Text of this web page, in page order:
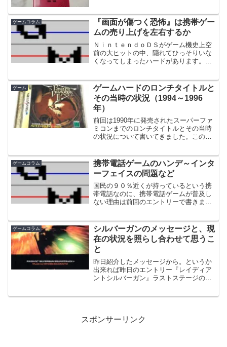
ンはどれか』）コントローラについてい
ろいろ書いてきたシリーズ...
ゲームコラム
『画面が傷つく恐怖』は携帯ゲー
ムの売り上げを左右するか
ＮｉｎｔｅｎｄｏＤＳがゲーム機史上空
前の大ヒットの中、隠れてひっそりいな
くなってしまったハードがあります。そ
ではなくて、あくまでファミコンの流れ
における据置機、ゲームボ...
ゲーム
ゲームハードのロンチタイトルと
その当時の状況（1994～1996
年）
前回は1990年に発売されたスーパーファ
ミコンまでのロンチタイトルとその当時
の状況について書いてきました。この後
（メガドライブ）も流行するなどしま
す。その後4年間目だっ...
ゲームコラム
携帯電話ゲームのハンデ～インタ
ーフェイスの問題など
国民の９０％近くが持っているという携
帯電話なのに、携帯電話ゲームが普及し
ない理由は前回のエントリーで書きまし
ですよ。それを以下に挙げてゆきます。
ゲームコラム
シルバーガンのメッセージと、現
在の状況を照らし合わせて思うこ
と
昨日紹介したメッセージから。というか
出来れば昨日のエントリー『レイディア
ントシルバーガン』ラストステージのメ
スポンサーリンク